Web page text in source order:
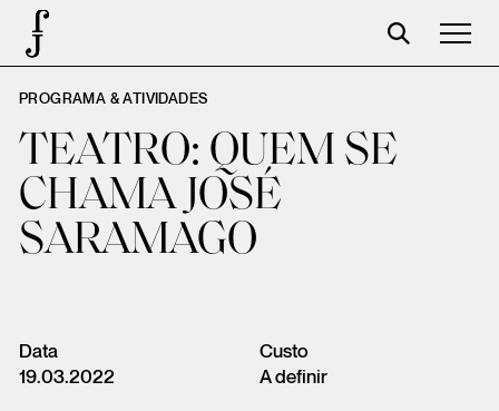
Foundation
Events
The foundation
Partners
Store
Cart
PROGRAMA & ATIVIDADES
TEATRO: QUEM SE
CHAMA JOSÉ
SARAMAGO
Data
19.03.2022
Custo
A definir